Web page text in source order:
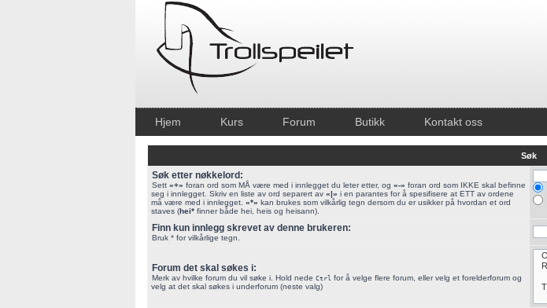
Hjem Kurs Forum Butikk Kontakt oss
Søk
Søk etter nøkkelord:
Sett «+» foran ord som MÅ være med i innlegget du leter etter, og «-» foran ord som IKKE skal befinne
seg i innlegget. Skriv en liste av ord separert av «|» i en parantes for å spesifisere at ETT av ordene
må være med i innlegget. «*» kan brukes som vilkårlig tegn dersom du er usikker på hvordan et ord
staves (hei* finner både hei, heis og heisann).
Finn kun innlegg skrevet av denne brukeren:
Bruk * for vilkårlige tegn.
Forum det skal søkes i:
Merk av hvilke forum du vil søke i. Hold nede Ctrl for å velge flere forum, eller velg et forelderforum og
velg at det skal søkes i underforum (neste valg)